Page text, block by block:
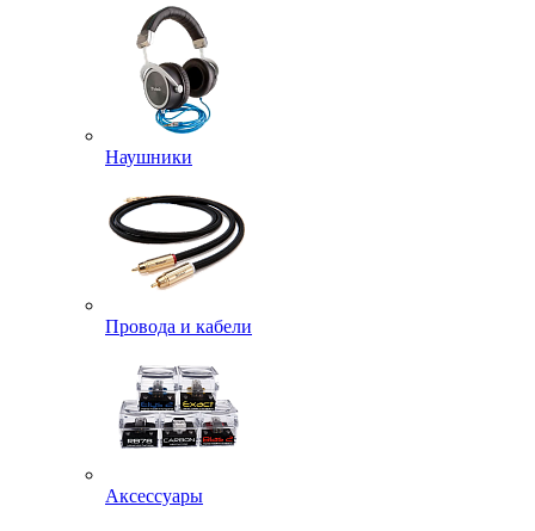
Наушники
Провода и кабели
Аксессуары